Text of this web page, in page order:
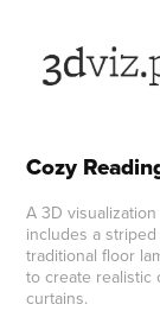
Cozy
A 3D
includes a
traditional floor
to create realistic
curtains.